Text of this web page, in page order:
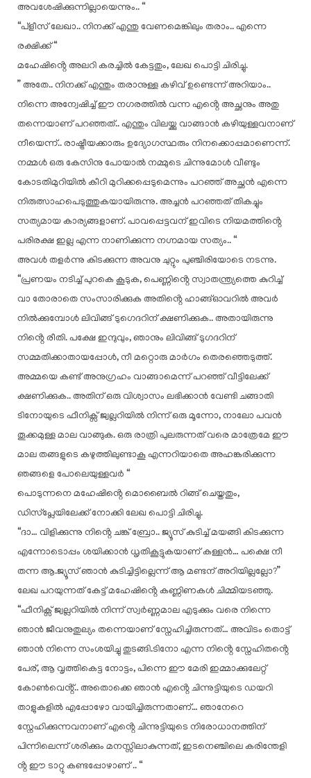
അവശേഷിക്കുന്നില്ലായെന്നും.. “
“പ്ളീസ് ലേഖാ.. നിനക്ക് എന്തു വേണമെങ്കിലും തരാം.. എന്നെ
രക്ഷിക്ക് “
മഹേഷിൻ്റെ അലറി കരച്ചിൽ കേട്ടതും, ലേഖ പൊട്ടി ചിരിച്ചു.
” അതേ.. നിനക്ക് എന്തും തരാനുള്ള കഴിവ് ഉണ്ടെന്ന് അറിയാം..
നിന്നെ അന്വേഷിച്ച് ഈ നഗരത്തിൽ വന്ന എൻ്റെ അച്ഛനും അതു
തന്നെയാണ് പറഞ്ഞത്.. എന്തും വിലയ്ക്കു വാങ്ങാൻ കഴിയുള്ളവനാണ്
നീയെന്ന്.. രാഷ്ട്രീയക്കാരും ഉദ്യോഗസ്ഥരും നിനക്കൊപ്പമാണെന്ന്.
നമ്മൾ ഒരു കേസിനു പോയാൽ നമ്മുടെ ചിന്നുമോൾ വീണ്ടും
കോടതിമുറിയിൽ കീറി മുറിക്കപ്പെടുമെന്നും പറഞ്ഞ് അച്ഛൻ എന്നെ
നിരുത്സാഹപെടുത്തുകയായിരുന്നു. അച്ചൻ പറഞ്ഞത് തികച്ചും
സത്യമായ കാര്യങ്ങളാണ്. പാവപ്പെട്ടവന് ഇവിടെ നിയമത്തിൻ്റെ
പരിരക്ഷ ഇല്ല എന്ന നാണിക്കുന്ന നഗ്നമായ സത്യം.. “
അവൾ തളർന്നു കിടക്കുന്ന അവനു ചുറ്റും പുഞ്ചിരിയോടെ നടന്നു.
“പ്രണയം നടിച്ച് പുറകെ കൂടുക, പെണ്ണിൻ്റെ സ്വാതന്ത്ര്യത്തെ കുറിച്ച്
വാ തോരാതെ സംസാരിക്കുക അതിൻ്റെ ഹാങ്ങ്ഓവറിൽ അവർ
നിൽക്കുമ്പോൾ ലിവിങ്ങ് ടുഗെദറിന് ക്ഷണിക്കുക.. അതായിരുന്നു
നിൻ്റെ രീതി. പക്ഷേ ഇന്ദുവും, ഞാനും ലിവിങ്ങ് ടുഗദറിന്
സമ്മതിക്കാതായപ്പോൾ, നീ മറ്റൊരു മാർഗം തെരഞ്ഞെടുത്ത്.
അമ്മയെ കണ്ട് അനുഗ്രഹം വാങ്ങാമെന്ന് പറഞ്ഞ് വീട്ടിലേക്ക്
ക്ഷണിക്കുക.. അതിന് ഒരു വിശ്വാസം ലഭിക്കാൻ വേണ്ടി ചങ്ങാതി
ടിനോയുടെ ഫീനിക്സ് ജ്വല്ലറിയിൽ നിന്ന് ഒരു മൂന്നോ, നാലോ പവൻ
തൂക്കമുള്ള മാല വാങ്ങുക. ഒരു രാത്രി പുലരുന്നത് വരെ മാത്രേമേ ഈ
മാല തങ്ങളുടെ കഴുത്തിലുണ്ടാകൂ എന്നറിയാതെ അഹങ്കരിക്കുന്ന
ഞങ്ങളെ പോലെയുള്ളവർ “
പൊടുന്നനെ മഹേഷിൻ്റെ മൊബൈൽ റിങ്ങ് ചെയ്തതും,
ഡിസ്പ്ലേയിലേക്ക് നോക്കി ലേഖ പൊട്ടി ചിരിച്ചു.
“ദാ… വിളിക്കുന്നു നിൻ്റെ ചങ്ക് ബ്രോ.. ജ്യൂസ് കുടിച്ച് മയങ്ങി കിടക്കുന്ന
എന്നോടൊപ്പം ശയിക്കാൻ ധൃതികൂട്ടുകയാണ് കള്ളൻ… പക്ഷെ നീ
തന്ന ആ.ജ്യൂസ് ഞാൻ കുടിച്ചിട്ടില്ലെന്ന് ആ മണ്ടന് അറിയില്ലല്ലോ?”
ലേഖ പറയുന്നത് കേട്ട് മഹേഷിൻ്റെ കണ്ണിണകൾ ചിമ്മിയടഞ്ഞു.
“ഫീനിക്സ് ജ്വല്ലറിയിൽ നിന്ന് സ്വർണ്ണമാല എടുക്കും വരെ നിന്നെ
ഞാൻ ജീവനുതുല്യം തന്നെയാണ് സ്നേഹിച്ചിരുന്നത്… അവിടം തൊട്ട്
ഞാൻ നിന്നെ സംശയിച്ചു തുടങ്ങി.ടിനോ എന്ന നിൻ്റെ സ്നേഹിതൻ്റെ
പേര്, ആ വൃത്തികെട്ട നോട്ടം, പിന്നെ ഈ മേരി ഇമ്മാക്കുലേറ്റ്
കോൺവെൻ്റ്.. അതൊക്കെ ഞാൻ എൻ്റെ ചിന്നുട്ടിയുടെ ഡയറി
താളുകളിൽ എപ്പോഴോ വായിച്ചിരുന്നതാണ്… ഞാനേറെ
സ്നേഹിക്കുന്നവനാണ് എൻ്റെ ചിന്നുട്ടിയുടെ നിരോധാനത്തിന്
പിന്നിലെന്ന് ശരിക്കും മനസ്സിലാകുന്നത്, ഇടനെഞ്ചിലെ കരിന്തേളി
ൻ്റ ഈ ടാറ്റു കണ്ടപ്പോഴാണ് .. “